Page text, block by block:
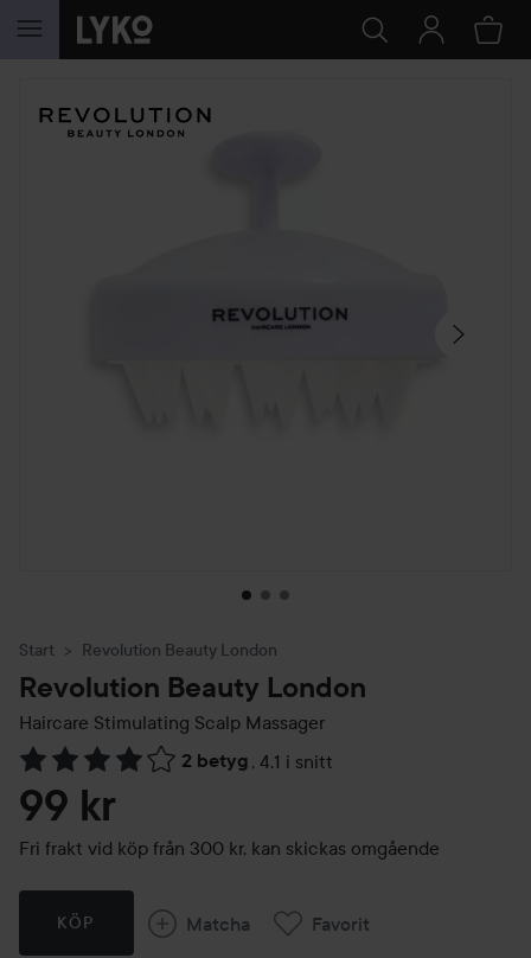
HOPPA TILL INNEHÅLLET
HOPPA ÖVER SEKTIONEN
Start Revolution Beauty London
Revolution Beauty London
Haircare Stimulating Scalp Massager
2 betyg , 4.1 i snitt
Hoppa till Betyg & kommentarer
99 kr
Fri frakt vid köp från 300 kr, kan skickas omgående
KÖP Matcha Favorit